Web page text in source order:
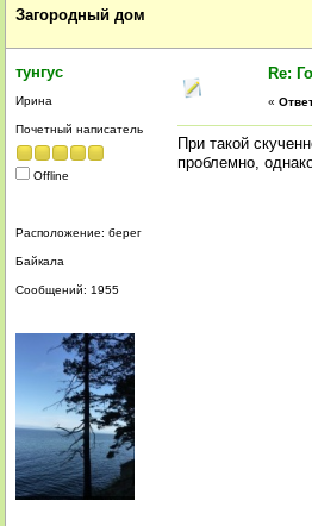
Загородный дом
тунгус
Ирина
Почетный написатель
Offline
Расположение: берег
Байкала
Сообщений: 1955
Re:
«
При такой
проблемно,